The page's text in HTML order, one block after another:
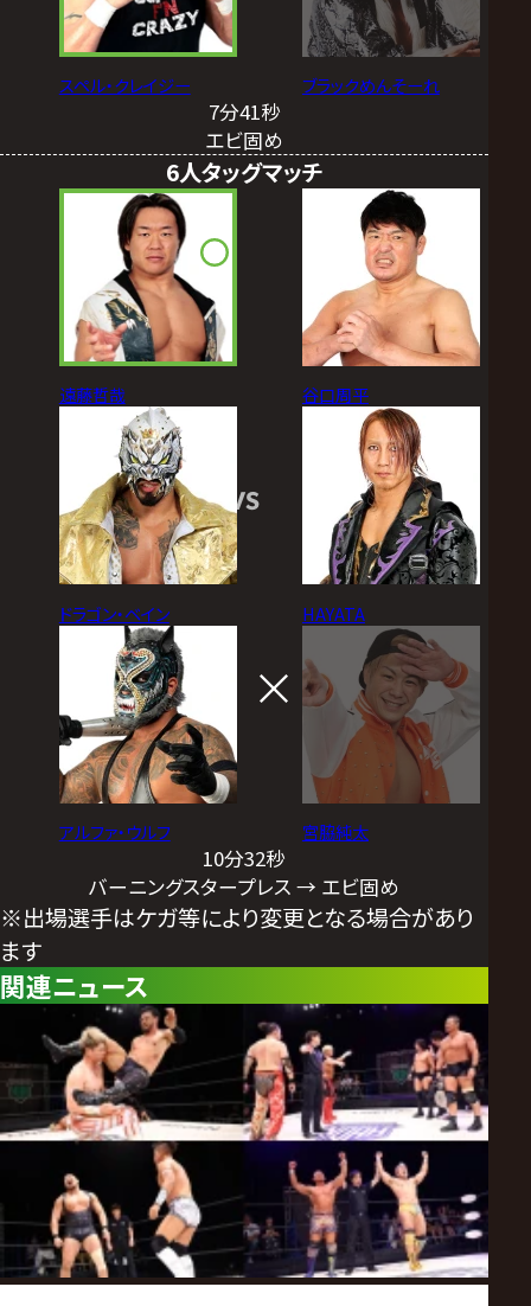
スペル・クレイジー ブラックめんそーれ
7分41秒
エビ固め
6人タッグマッチ
遠藤哲哉
ドラゴン・ベイン
アルファ・ウルフ
VS
谷口周平
HAYATA
宮脇純太
10分32秒
バーニングスタープレス → エビ固め
※出場選手はケガ等により変更となる場合があり
ます
関連ニュース